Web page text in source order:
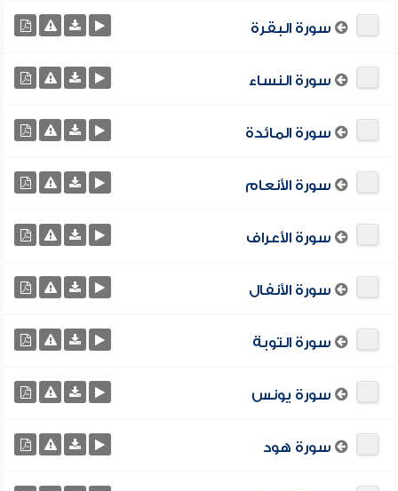
سورة البقرة
سورة النساء
سورة المائدة
سورة الأنعام
سورة الأعراف
سورة الأنفال
سورة التوبة
سورة يونس
سورة هود